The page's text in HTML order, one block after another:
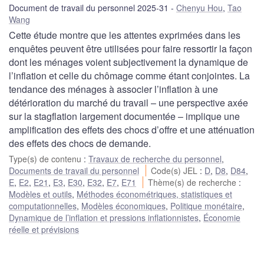
Document de travail du personnel 2025-31 Chenyu Hou, Tao
Wang
Cette étude montre que les attentes exprimées dans les
enquêtes peuvent être utilisées pour faire ressortir la façon
dont les ménages voient subjectivement la dynamique de
l’inflation et celle du chômage comme étant conjointes. La
tendance des ménages à associer l’inflation à une
détérioration du marché du travail – une perspective axée
sur la stagflation largement documentée – implique une
amplification des effets des chocs d’offre et une atténuation
des effets des chocs de demande.
Type(s) de contenu : Travaux de recherche du personnel,
Documents de travail du personnel
Code(s) JEL : D, D8, D84,
E, E2, E21 , E3, E30, E32, E7, E71 Thème(s) de recherche :
Modèles et outils, Méthodes économétriques, statistiques et
computationnelles, Modèles économiques, Politique monétaire,
Dynamique de l’inflation et pressions inflationnistes, Économie
réelle et prévisions